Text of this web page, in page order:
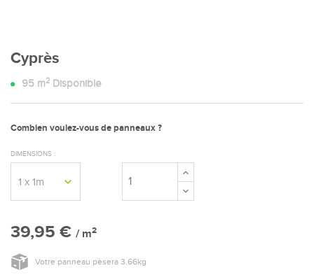
Cyprès
95 m2 Disponible
DIMENSIONS :
Combien voulez-vous de panneaux ?
39,95 € / m2
Votre panneau pèsera 3.66kg